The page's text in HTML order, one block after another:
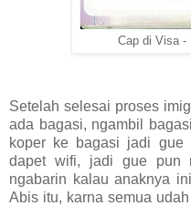
Cap di Visa -
Setelah selesai proses
ada bagasi, ngambil
koper ke bagasi jadi gue
dapet wifi, jadi gue pun
ngabarin kalau anaknya
Abis itu, karna semua